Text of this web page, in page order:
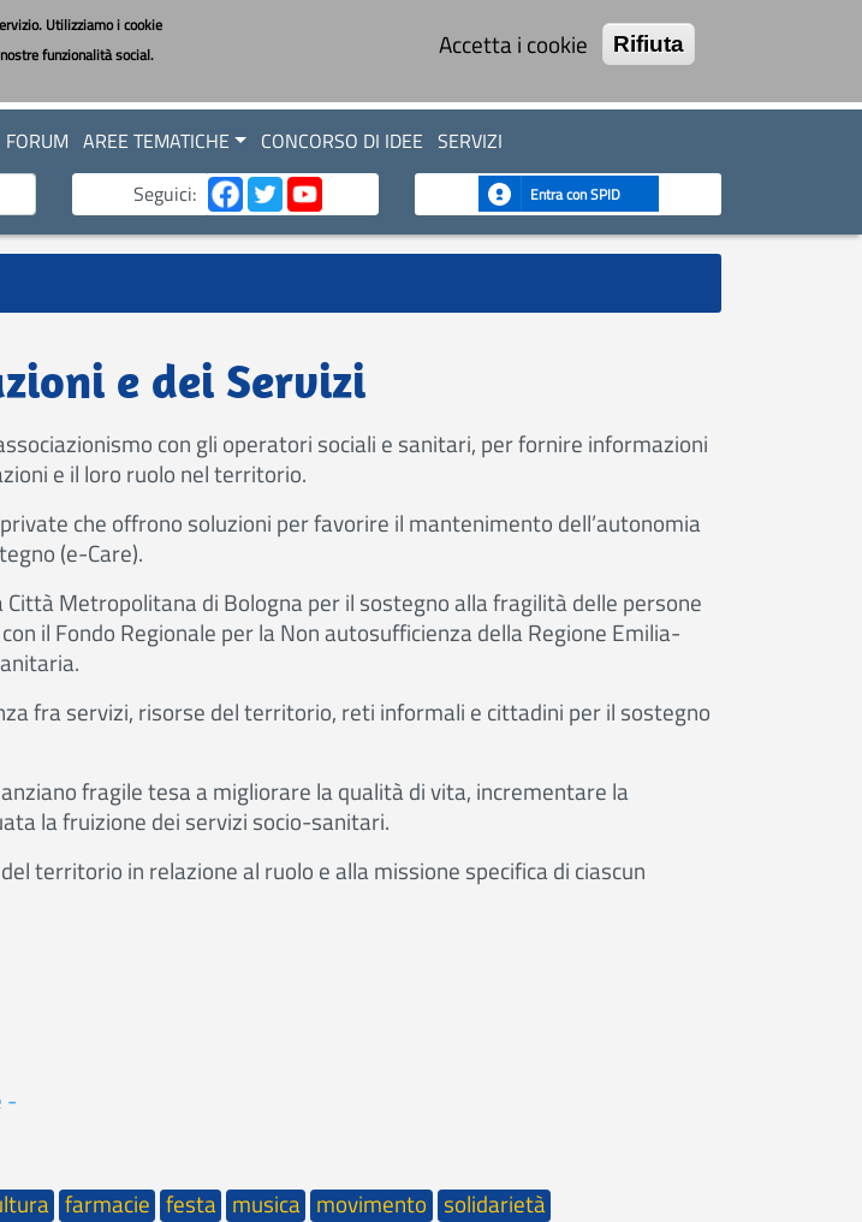
Utilizziamo i cookie
funzionalità social.
Accetta i cookie Rifiuta
FORUM AREE TEMATICHE CONCORSO DI IDEE SERVIZI
Seguici: Entra con SPID
e dei Servizi
con gli operatori sociali e sanitari, per fornire informazioni
e il loro ruolo nel territorio.
che offrono soluzioni per favorire il mantenimento dell’autonomia
(e-Care).
Metropolitana di Bologna per il sostegno alla fragilità delle persone
il Fondo Regionale per la Non autosufficienza della Regione Emilia-
fra servizi, risorse del territorio, reti informali e cittadini per il sostegno
fragile tesa a migliorare la qualità di vita, incrementare la
la fruizione dei servizi socio-sanitari.
territorio in relazione al ruolo e alla missione specifica di ciascun
-
farmacie festa musica movimento solidarietà